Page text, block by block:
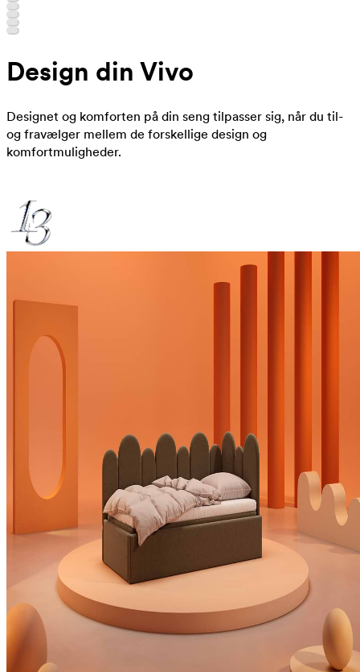
Design din Vivo
Designet og komforten på din seng tilpasser sig, når du til-
og fravælger mellem de forskellige design og
komfortmuligheder.